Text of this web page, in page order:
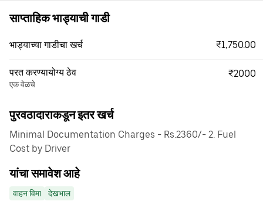
साप्ताहिक भाड्याची गाडी
भाड्याच्या गाडीचा खर्च ₹1,750.00
परत करण्यायोग्य ठेव
एक वेळचे
₹2000
पुरवठादाराकडून इतर खर्च
Minimal Documentation Charges - Rs.2360/- 2. Fuel
Cost by Driver
यांचा समावेश आहे
वाहन विमा देखभाल